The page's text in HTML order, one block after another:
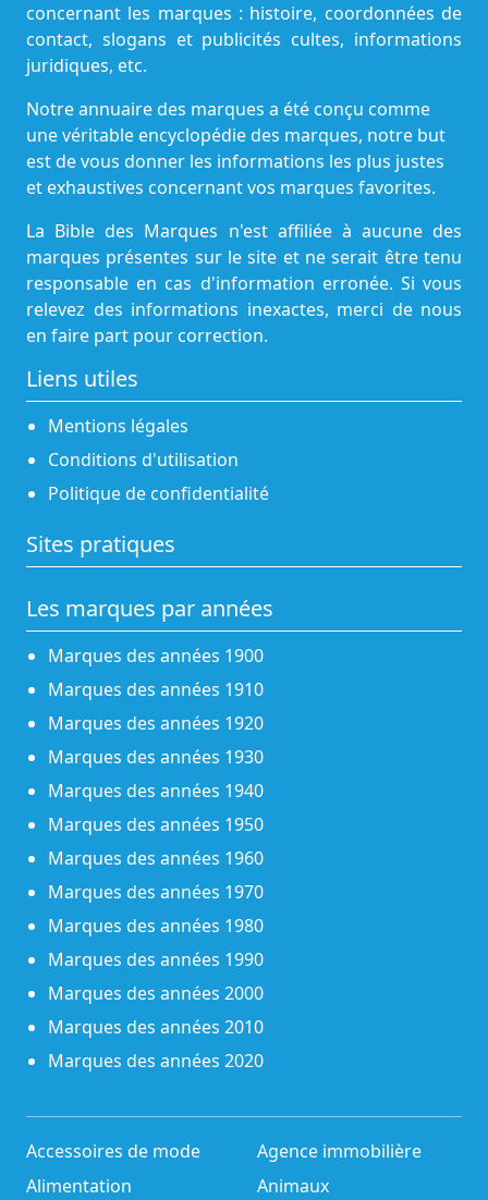
concernant les marques : histoire, coordonnées de
contact, slogans et publicités cultes, informations
juridiques, etc.
Notre annuaire des marques a été conçu comme
une véritable encyclopédie des marques, notre but
est de vous donner les informations les plus justes
et exhaustives concernant vos marques favorites.
La Bible des Marques n'est affiliée à aucune des
marques présentes sur le site et ne serait être tenu
responsable en cas d'information erronée. Si vous
relevez des informations inexactes, merci de nous
en faire part pour correction.
Liens utiles
Mentions légales
Conditions d'utilisation
Politique de confidentialité
Sites pratiques
Les marques par années
Marques des années 1900
Marques des années 1910
Marques des années 1920
Marques des années 1930
Marques des années 1940
Marques des années 1950
Marques des années 1960
Marques des années 1970
Marques des années 1980
Marques des années 1990
Marques des années 2000
Marques des années 2010
Marques des années 2020
Accessoires de mode
Agence immobilière
Alimentation
Animaux